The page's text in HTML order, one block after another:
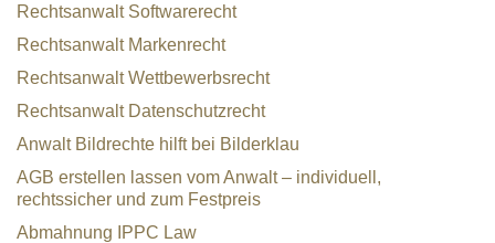
Rechtsanwalt Softwarerecht
Rechtsanwalt Markenrecht
Rechtsanwalt Wettbewerbsrecht
Rechtsanwalt Datenschutzrecht
Anwalt Bildrechte hilft bei Bilderklau
AGB erstellen lassen vom Anwalt – individuell,
rechtssicher und zum Festpreis
Abmahnung IPPC Law